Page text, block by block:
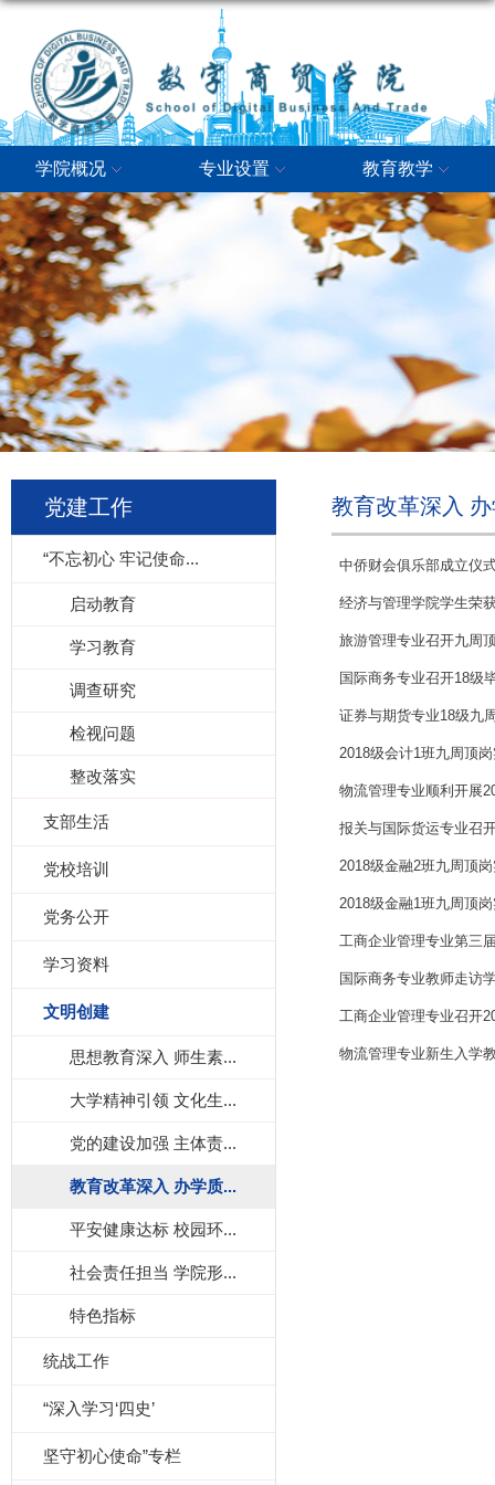
学院概况 专业设置 教育教学
党建工作
“不忘初心 牢记使命...
启动教育
学习教育
调查研究
检视问题
整改落实
支部生活
党校培训
党务公开
学习资料
文明创建
思想教育深入 师生素...
大学精神引领 文化生...
党的建设加强 主体责...
教育改革深入 办学质...
平安健康达标 校园环...
社会责任担当 学院形...
特色指标
统战工作
“深入学习‘四史’
坚守初心使命”专栏
教育改革深入
中侨财会俱乐部成立仪
经济与管理学院学生荣
旅游管理专业召开九周
国际商务专业召开18级
证券与期货专业18级九
2018级会计1班九周顶
物流管理专业顺利开展
报关与国际货运专业召
2018级金融2班九周顶
2018级金融1班九周顶
工商企业管理专业第三
国际商务专业教师走访
工商企业管理专业召开
物流管理专业新生入学